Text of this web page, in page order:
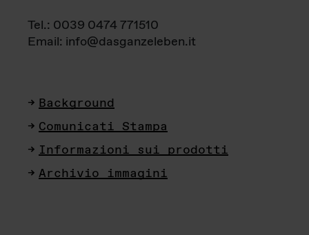
Tel.: 0039 0474 771510
Email: info@dasganzeleben.it
Background
Comunicati Stampa
Informazioni sui prodotti
Archivio immagini